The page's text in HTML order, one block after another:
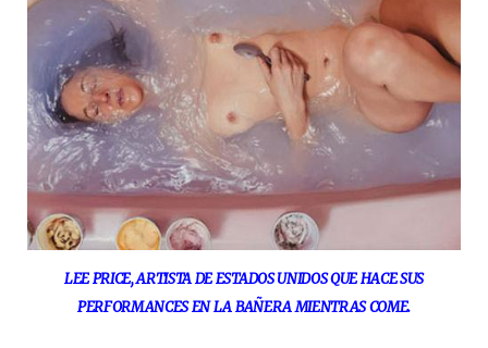
LEE PRICE, ARTISTA DE ESTADOS UNIDOS QUE HACE SUS
PERFORMANCES EN LA BAÑERA MIENTRAS COME.